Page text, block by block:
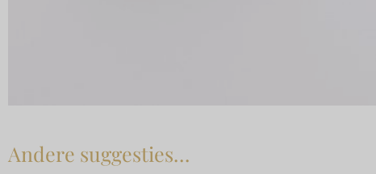
Andere suggesties…